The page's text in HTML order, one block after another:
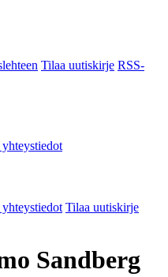
Tilaa uutiskirje RSS-
Tilaa uutiskirje
Sandberg